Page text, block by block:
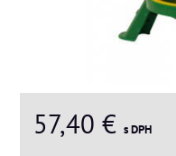
57,40 € s DPH